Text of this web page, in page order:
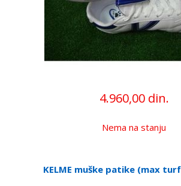
4.960,00 din.
Nema na stanju
KELME muške patike (max